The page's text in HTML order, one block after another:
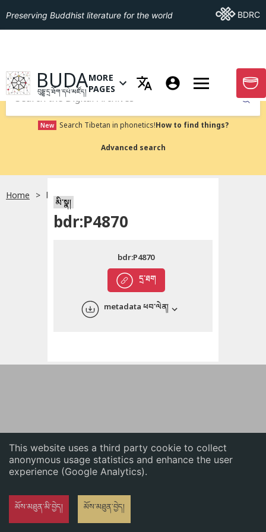
This website uses a third party cookie to collect
anonymous usage statistics and enhance the user
experience (Google Analytics).
མོས་མཐུན་མི་བྱེད། མོས་མཐུན་བྱེད།
English
Preserving Buddhist literature for the world Go ToBDRC
GO TO HOMEPAGE
BUDA
བུདྡྷ་དྲ་ཐོག་དཔེ་མཛོད།
OPEN MENU OF MORE PAGES
MORE
PAGES
GO
Submit
New Search Tibetan in phonetics!How to find things?
Advanced search
Home bdr:P4870
མི་སྣ།
bdr:P4870
དྲ་ཐག
bdr:P4870
metadata ཕབ་ལེན།